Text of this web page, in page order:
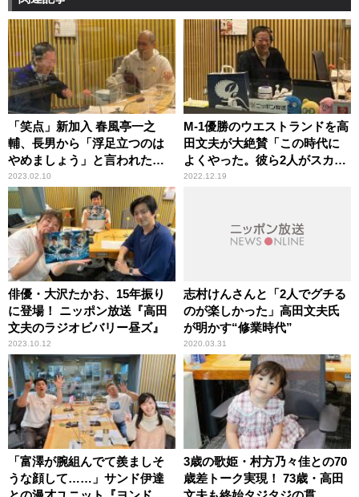
「笑点」新加入 春風亭一之
輔、長男から「浮足立つのは
やめましょう」と言われたこ
とを明かす 高田文夫と軽快
トーク
2023.02.10
M-1優勝のウエストランドを高
田文夫が大絶賛「この時代に
よくやった。彼ら2人がスカッ
としてくれた」
2022.12.19
俳優・大沢たかお、15年振り
に登場！ ニッポン放送『高田
文夫のラジオビバリー昼ズ』
2023.10.12
志村けんさんと「2人でグチる
のが楽しかった」高田文夫氏
が明かす“修業時代”
2020.03.31
「富澤が腕組んでて羨ましそ
うな顔して……」サンド伊達
3歳の歌姫・村方乃々佳との70
歳差トーク実現！ 73歳・高田